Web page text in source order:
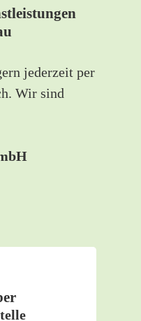
jederzeit per
Wir sind